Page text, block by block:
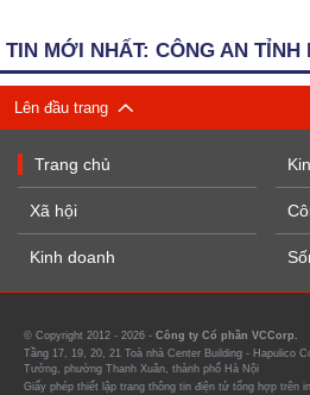
TIN MỚI NHẤT: CÔNG AN TỈNH
Lên đầu trang
Trang chủ
Xã hội
Kinh doanh
© Copyright 2012 - 2026 - Công ty Cổ phần VCCorp.
Tầng 17, 19, 20, 21 Toà nhà Center Building - Hapulico
Tưởng, phường Thanh Xuân, thành phố Hà Nội
Giấy phép thiết lập trang thông tin điện tử tổng hợp trên